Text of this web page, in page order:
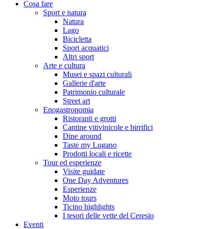
Cosa fare
Sport e natura
Natura
Lago
Bicicletta
Sport acquatici
Altri sport
Arte e cultura
Musei e spazi culturali
Gallerie d'arte
Patrimonio culturale
Street art
Enogastronomia
Ristoranti e grotti
Cantine vitivinicole e birrifici
Dine around
Taste my Lugano
Prodotti locali e ricette
Tour ed esperienze
Visite guidate
One Day Adventures
Esperienze
Moto tours
Ticino highlights
I tesori delle vette del Ceresio
Eventi